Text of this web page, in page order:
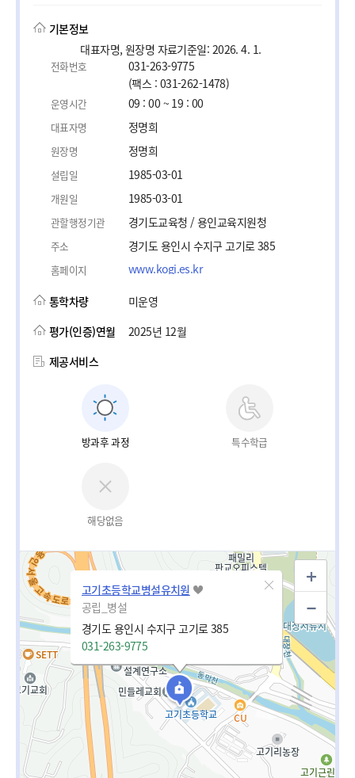
기본정보
대표자명, 원장명 자료기준일: 2026. 4. 1.
전화번호
031-263-9775
(팩스 : 031-262-1478)
운영시간 09 : 00 ~ 19 : 00
대표자명 정명희
원장명 정명희
설립일 1985-03-01
개원일 1985-03-01
관할행정기관 경기도교육청 / 용인교육지원청
주소 경기도 용인시 수지구 고기로 385
홈페이지 www.kogi.es.kr
통학차량
미운영
평가(인증)연월
2025년 12월
제공서비스
방과후 과정 특수학급
해당없음
고기초등학교병설유치원
공립_병설
경기도 용인시 수지구 고기로 385
031-263-9775